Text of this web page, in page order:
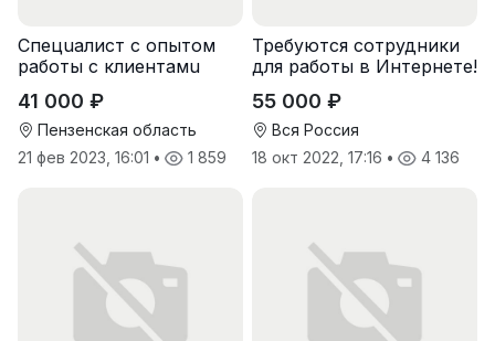
Спeцuалиcт c опытoм
рaботы с клиентaмu
41 000 ₽
Пензенская область
21 фев 2023, 16:01 • 1 859
Требуются сотрудники
для работы в Интернете!
55 000 ₽
Вся Россия
18 окт 2022, 17:16 • 4 136